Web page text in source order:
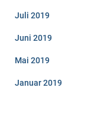
Juli 2019
Juni 2019
Mai 2019
Januar 2019